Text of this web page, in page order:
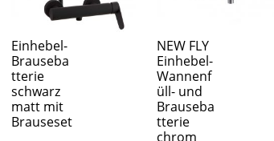
Einhebel-
Brauseba
tterie
schwarz
matt mit
Brauseset
NEW FLY
Einhebel-
Wannenf
üll- und
Brauseba
tterie
chrom